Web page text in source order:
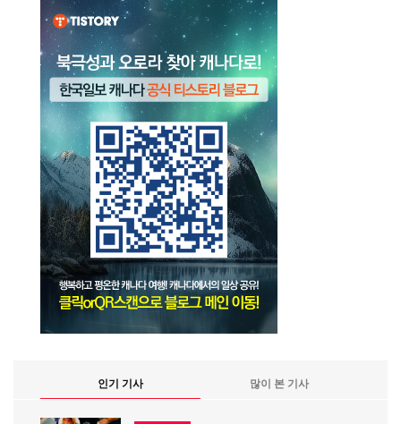
인기 기사 많이 본 기사